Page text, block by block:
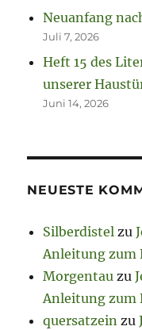
Neuanfang
Juli 7, 2026
Heft 15 des
unserer
Juni 14, 2026
NEUESTE
Silberdistel zu
Anleitung zum
Morgentau zu
Anleitung zum
quersatzein zu